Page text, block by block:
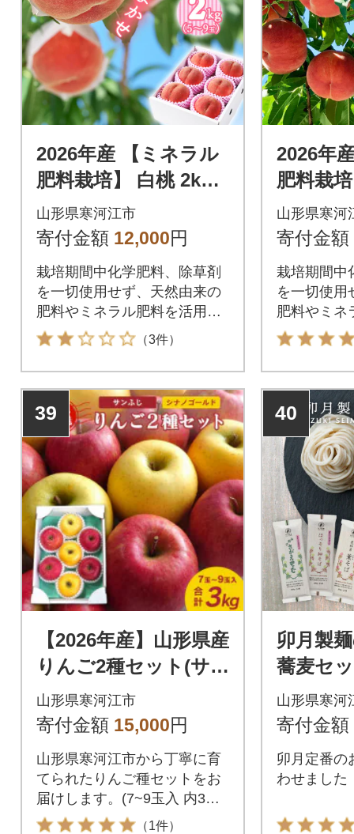
2026年産 【ミネラル
肥料栽培】 白桃 2kg
秀品 品種おまかせ (5
～9玉) 山形県産
山形県寒河江市
寄付金額 12,000円
栽培期間中化学肥料、除草剤
を一切使用せず、天然由来の
肥料やミネラル肥料を活用し
た人や環境に優しい生産
（3件）
2026年
肥料栽
桃 2kg
かせ (5
山形県寒河
寄付金額
栽培期間中
を一切使用
肥料やミネ
た人や環境
39
【2026年産】山形県産
りんご2種セット(サ
ンふじ シナノゴール
ド) 3kg
山形県寒河江市
寄付金額 15,000円
山形県寒河江市から丁寧に育
てられたりんご種セットをお
届けします。(7~9玉入 内3玉
シナノゴールド)
（1件）
40
卯月製
蕎麦セ
Z001
山形県寒河
寄付金額
卯月定番の
わせました